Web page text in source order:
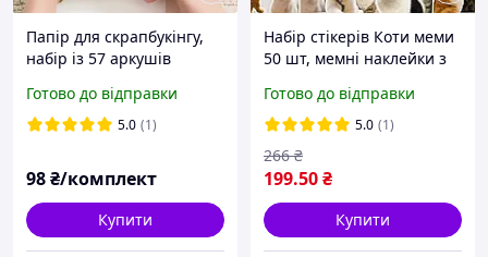
Папір для скрапбукінгу,
набір із 57 аркушів
Готово до відправки
5.0 (1)
98₴/комплект
Купити
Набір стікерів Коти меми
50 шт, мемні наклейки з
Готово до відправки
5.0 (1)
199.50₴
266 ₴
Купити